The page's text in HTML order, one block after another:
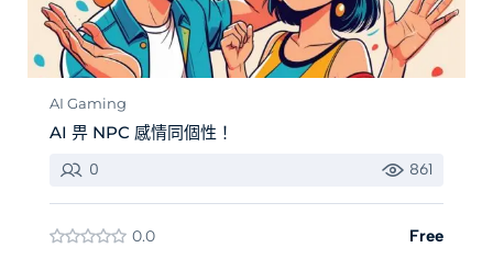
AI Gaming
AI 畀 NPC 感情同個性！
0 861
0.0 Free